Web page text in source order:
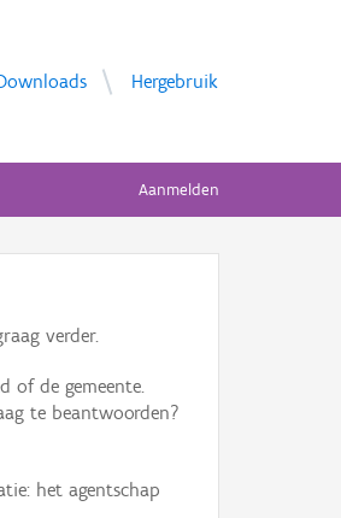
Hergebruik
Aanmelden
verder.
of de gemeente.
te beantwoorden?
het agentschap